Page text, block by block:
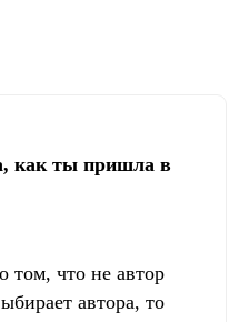
как ты пришла в
том, что не автор
автора, то